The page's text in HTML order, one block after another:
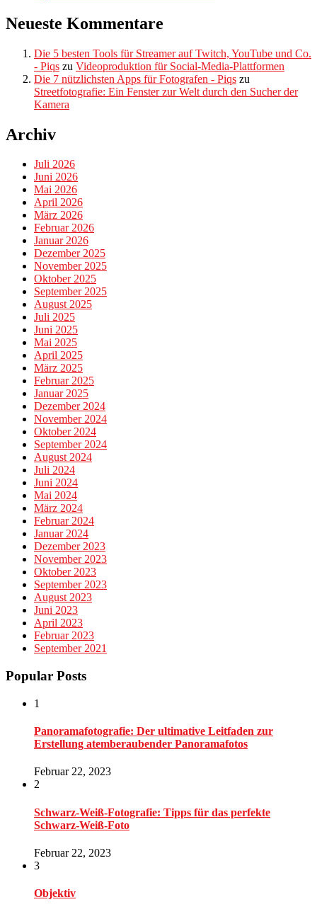
Neueste Kommentare
Die 5 besten Tools für Streamer auf Twitch, YouTube und Co.
- Piqs zu Videoproduktion für Social-Media-Plattformen
Die 7 nützlichsten Apps für Fotografen - Piqs zu
Streetfotografie: Ein Fenster zur Welt durch den Sucher der
Kamera
Archiv
Juli 2026
Juni 2026
Mai 2026
April 2026
März 2026
Februar 2026
Januar 2026
Dezember 2025
November 2025
Oktober 2025
September 2025
August 2025
Juli 2025
Juni 2025
Mai 2025
April 2025
März 2025
Februar 2025
Januar 2025
Dezember 2024
November 2024
Oktober 2024
September 2024
August 2024
Juli 2024
Juni 2024
Mai 2024
März 2024
Februar 2024
Januar 2024
Dezember 2023
November 2023
Oktober 2023
September 2023
August 2023
Juni 2023
April 2023
Februar 2023
September 2021
Popular Posts
1
Panoramafotografie: Der ultimative Leitfaden zur
Erstellung atemberaubender Panoramafotos
Februar 22, 2023
2
Schwarz-Weiß-Fotografie: Tipps für das perfekte
Schwarz-Weiß-Foto
Februar 22, 2023
3
Objektiv